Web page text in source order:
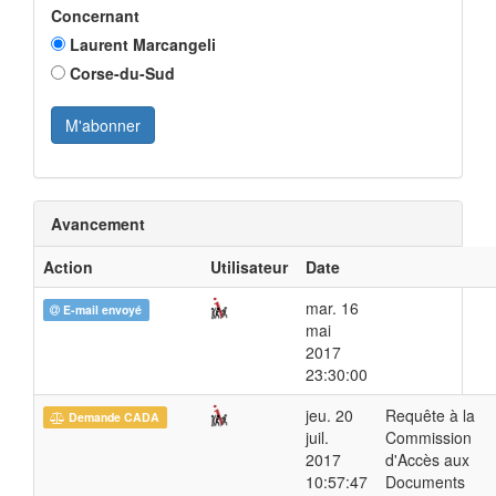
Concernant
Laurent Marcangeli
Corse-du-Sud
Avancement
Action
Utilisateur Date
E-mail envoyé
mar. 16
mai
2017
23:30:00
Demande CADA
jeu. 20
juil.
2017
10:57:47
Requête à la
Commission
d'Accès aux
Documents